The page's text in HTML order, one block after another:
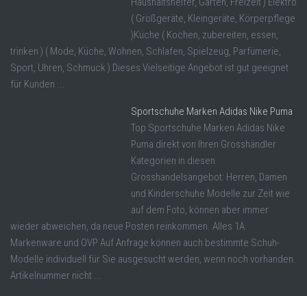
( Großgeräte, Kleingeräte, Körperpflege
)Küche ( Kochen, zubereiten, essen,
trinken ) ( Mode, Küche, Wohnen, Schlafen, Spielzeug, Parfümerie,
Sport, Uhren, Schmuck ) Dieses Vielseitige Angebot ist gut geeignet
für Kunden ...
Sportschuhe Marken Adidas Nike Puma
Top Sportschuhe Marken Adidas Nike
Puma direkt von Ihren Grosshändler
Kategorien in diesen
Grosshandelsangebot: Herren, Damen
und Kinderschuhe Modelle zur Zeit wie
auf dem Foto, können aber immer
wieder abweichen, da neue Posten reinkommen. Alles 1A
Markenware und OVP Auf Anfrage können auch bestimmte Schuh-
Modelle individuell für Sie ausgesucht werden, wenn noch vorhanden.
Artikelnummer nicht ...